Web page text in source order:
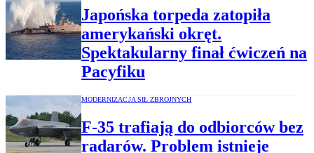
Japońska torpeda zatopiła
amerykański okręt.
Spektakularny finał ćwiczeń na
Pacyfiku
MODERNIZACJA SIŁ ZBROJNYCH
F-35 trafiają do odbiorców bez
radarów. Problem istnieje